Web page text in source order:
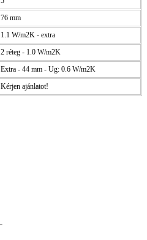
76 mm
1.1 W/m2K - extra
2 réteg - 1.0 W/m2K
Extra - 44 mm - Ug: 0.6 W/m2K
Kérjen ajánlatot!